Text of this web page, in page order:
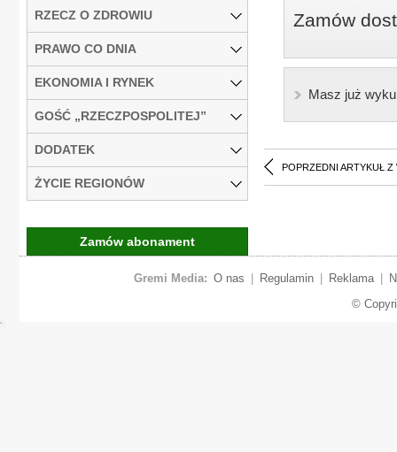
Zamów
Masz już
POPRZEDNI ARTYKUŁ Z
RZECZ O ZDROWIU
PRAWO CO DNIA
EKONOMIA I RYNEK
GOŚĆ „RZECZPOSPOLITEJ”
DODATEK
ŻYCIE REGIONÓW
Zamów abonament
Gremi Media: O nas Regulamin Reklama
©